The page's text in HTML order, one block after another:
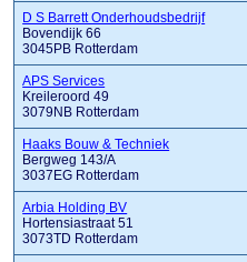
D S Barrett Onderhoudsbedrijf
Bovendijk 66
3045PB Rotterdam
APS Services
Kreileroord 49
3079NB Rotterdam
Haaks Bouw & Techniek
Bergweg 143/A
3037EG Rotterdam
Arbia Holding BV
Hortensiastraat 51
3073TD Rotterdam